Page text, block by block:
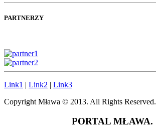
PARTNERZY
Link1 | Link2 | Link3
Copyright Mława © 2013. All Rights Reserved.
PORTAL MŁAWA.